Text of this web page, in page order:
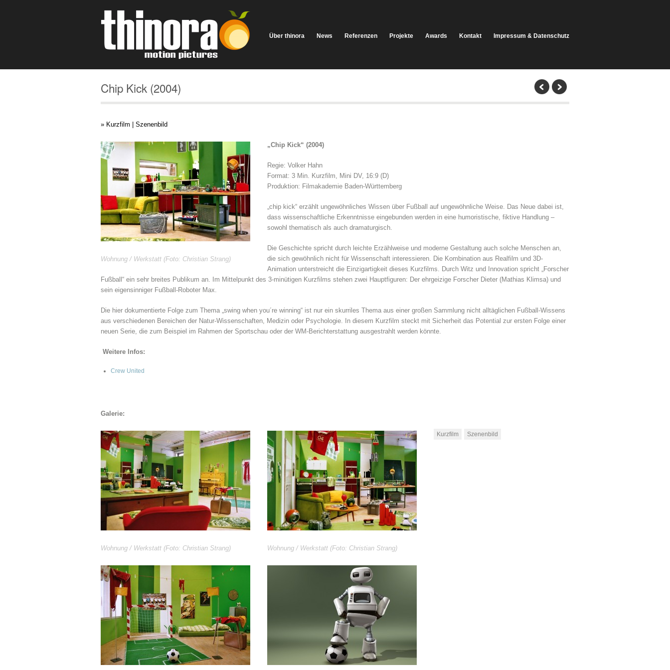
Über thinora News Referenzen Projekte Awards Kontakt Impressum & Datenschutz
Chip Kick (2004)
» Kurzfilm | Szenenbild
Wohnung / Werkstatt (Foto: Christian Strang)
„Chip Kick“ (2004)
Regie: Volker Hahn
Format: 3 Min. Kurzfilm, Mini DV, 16:9 (D)
Produktion: Filmakademie Baden-Württemberg
„chip kick“ erzählt ungewöhnliches Wissen über Fußball auf ungewöhnliche Weise. Das Neue dabei ist,
dass wissenschaftliche Erkenntnisse eingebunden werden in eine humoristische, fiktive Handlung –
sowohl thematisch als auch dramaturgisch.
Die Geschichte spricht durch leichte Erzählweise und moderne Gestaltung auch solche Menschen an,
die sich gewöhnlich nicht für Wissenschaft interessieren. Die Kombination aus Realfilm und 3D-
Animation unterstreicht die Einzigartigkeit dieses Kurzfilms. Durch Witz und Innovation spricht „Forscher
Fußball“ ein sehr breites Publikum an. Im Mittelpunkt des 3-minütigen Kurzfilms stehen zwei Hauptfiguren: Der ehrgeizige Forscher Dieter (Mathias Klimsa) und
sein eigensinniger Fußball-Roboter Max.
Die hier dokumentierte Folge zum Thema „swing when you´re winning“ ist nur ein skurriles Thema aus einer großen Sammlung nicht alltäglichen Fußball-Wissens
aus verschiedenen Bereichen der Natur-Wissenschaften, Medizin oder Psychologie. In diesem Kurzfilm steckt mit Sicherheit das Potential zur ersten Folge einer
neuen Serie, die zum Beispiel im Rahmen der Sportschau oder der WM-Berichterstattung ausgestrahlt werden könnte.
Weitere Infos:
Crew United
Galerie:
Wohnung / Werkstatt (Foto: Christian Strang) Wohnung / Werkstatt (Foto: Christian Strang)
Kurzfilm Szenenbild